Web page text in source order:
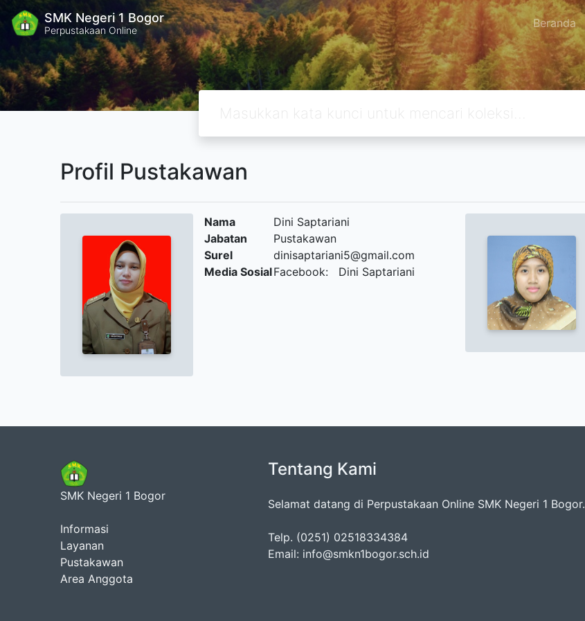
SMK Negeri 1 Bogor
Perpustakaan Online Beranda
Profil Pustakawan
Nama
Dini Saptariani
Jabatan
Pustakawan
Surel
dinisaptariani5@gmail.com
Media SosialFacebook: Dini Saptariani
SMK Negeri 1 Bogor
Informasi
Layanan
Pustakawan
Area Anggota
Tentang Kami
Selamat datang di Perpustakaan Online SMK Negeri 1 Bogor.
Telp. (0251) 02518334384
Email: info@smkn1bogor.sch.id